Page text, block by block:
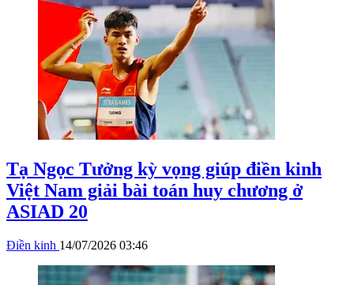
Tạ Ngọc Tưởng kỳ vọng giúp điền kinh
Việt Nam giải bài toán huy chương ở
ASIAD 20
Điền kinh 14/07/2026 03:46